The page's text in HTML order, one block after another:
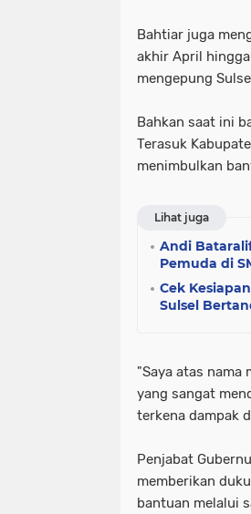
Bahtiar juga
akhir April
mengepung
Bahkan saat ini
Terasuk
menimbulkan
Lihat juga
Andi
Pemuda di
Cek
Sulsel
"Saya atas nama
yang sangat
terkena dampak
Penjabat
memberikan
bantuan melalui